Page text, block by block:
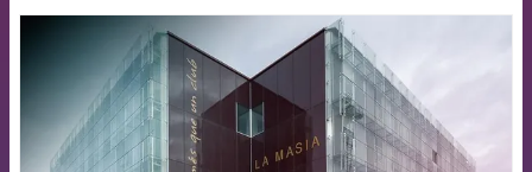
FCB Barcelona badge